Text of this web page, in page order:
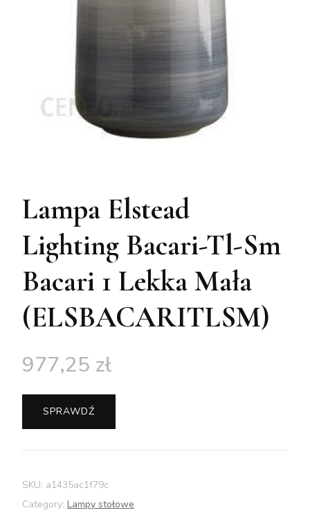
Lampa Elstead
Lighting Bacari-Tl-Sm
Bacari 1 Lekka Mała
(ELSBACARITLSM)
977,25 zł
SPRAWDŹ
SKU: a1435ac1f79c
Category: Lampy stołowe